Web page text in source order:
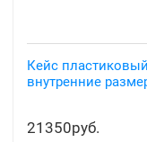
Кейс
внутренние
21350руб.